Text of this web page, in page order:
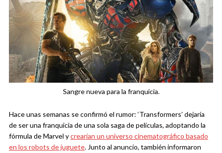
Sangre nueva para la franquicia.
Hace unas semanas se confirmó el rumor: ‘Transformers’ dejaría
de ser una franquicia de una sola saga de películas, adoptando la
fórmula de Marvel ycrearían un universo cinematográfico basado
en los robots de juguete. Junto al anuncio, también informaron